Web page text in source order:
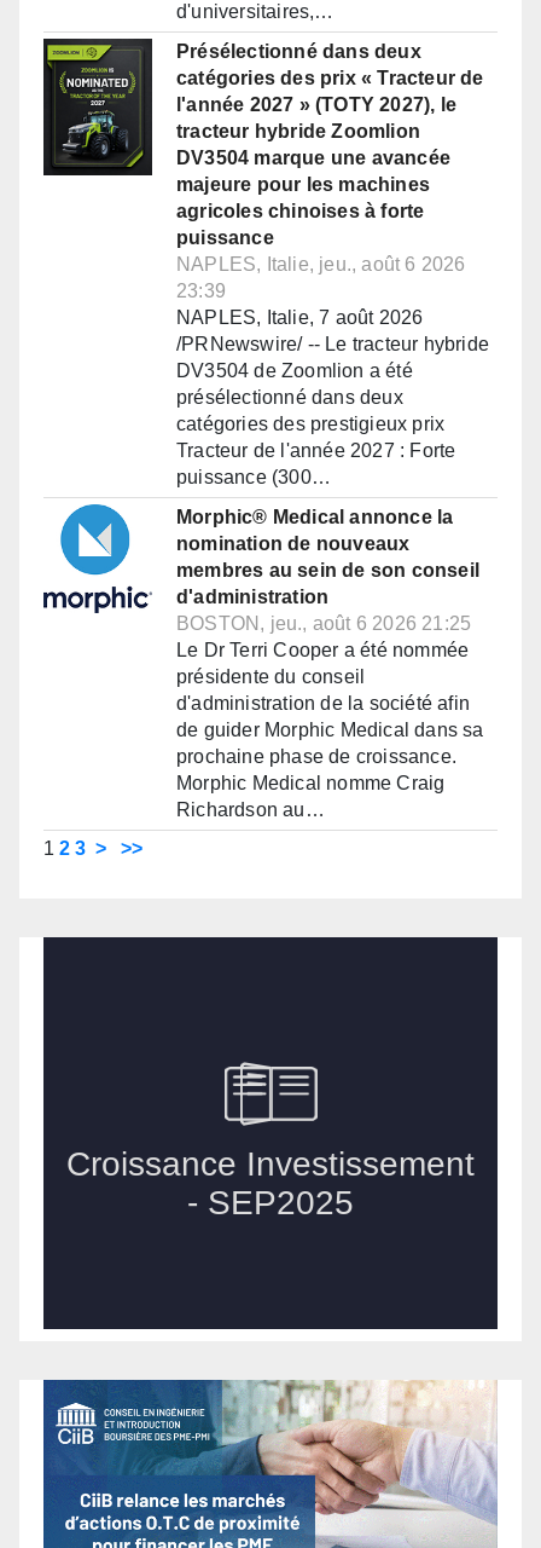
d'universitaires,…
Présélectionné dans deux
catégories des prix « Tracteur de
l'année 2027 » (TOTY 2027), le
tracteur hybride Zoomlion
DV3504 marque une avancée
majeure pour les machines
agricoles chinoises à forte
puissance
NAPLES, Italie, jeu., août 6 2026
23:39
NAPLES, Italie, 7 août 2026
/PRNewswire/ -- Le tracteur hybride
DV3504 de Zoomlion a été
présélectionné dans deux
catégories des prestigieux prix
Tracteur de l'année 2027 : Forte
puissance (300…
Morphic® Medical annonce la
nomination de nouveaux
membres au sein de son conseil
d'administration
BOSTON, jeu., août 6 2026 21:25
Le Dr Terri Cooper a été nommée
présidente du conseil
d'administration de la société afin
de guider Morphic Medical dans sa
prochaine phase de croissance.
Morphic Medical nomme Craig
Richardson au…
1 2 3 > >>